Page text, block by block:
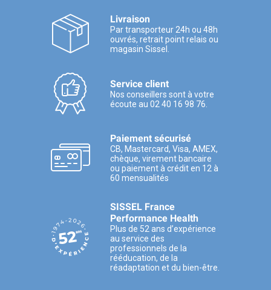
Livraison
Par transporteur 24h ou 48h
ouvrés, retrait point relais ou
magasin Sissel.
Service client
Nos conseillers sont à votre
écoute au 02 40 16 98 76.
Paiement sécurisé
CB, Mastercard, Visa, AMEX,
chèque, virement bancaire
ou paiement à crédit en 12 à
60 mensualités
SISSEL France
Performance Health
Plus de 52 ans d’expérience
au service des
professionnels de la
rééducation, de la
réadaptation et du bien-être.